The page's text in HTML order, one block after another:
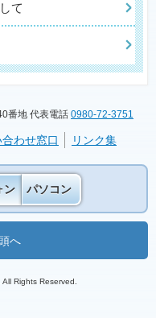
て
番地 代表電話 0980-72-3751
わせ窓口 リンク集
ン パソコン
へ
Rights Reserved.